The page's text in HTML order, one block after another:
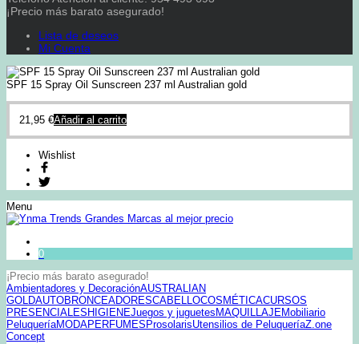
¡Precio más barato asegurado!
Lista de deseos
Mi Cuenta
SPF 15 Spray Oil Sunscreen 237 ml Australian gold
21,95 €Añadir al carrito
Wishlist
Menu
0
¡Precio más barato asegurado!
Ambientadores y DecoraciónAUSTRALIAN
GOLDAUTOBRONCEADORESCABELLOCOSMÉTICACURSOS
PRESENCIALES HIGIENEJuegos y juguetes MAQUILLAJEMobiliario
PeluqueríaMODAPERFUMES ProsolarisUtensilios de PeluqueríaZ.one
Concept